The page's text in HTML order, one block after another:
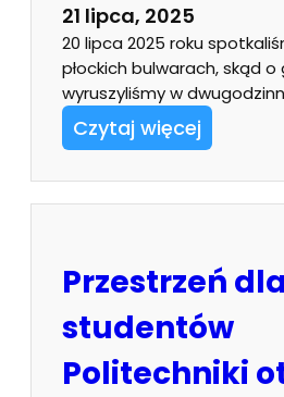
21 lipca, 2025
20 lipca 2025 roku
płockich bulwarach, skąd o
wyruszyliśmy w
Czytaj więcej
Przestrzeń dla
studentów
Politechniki